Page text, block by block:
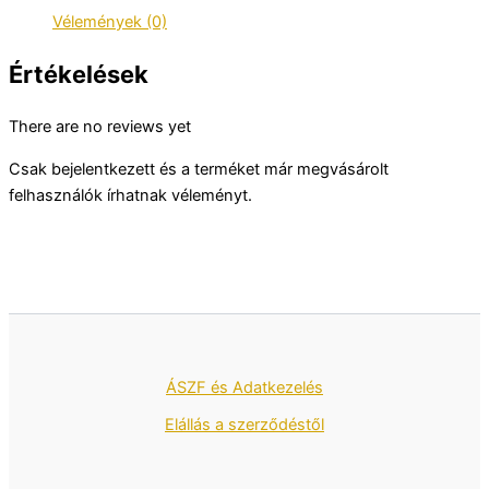
Vélemények (0)
Értékelések
There are no reviews yet
Csak bejelentkezett és a terméket már megvásárolt
felhasználók írhatnak véleményt.
ÁSZF és Adatkezelés
Elállás a szerződéstől